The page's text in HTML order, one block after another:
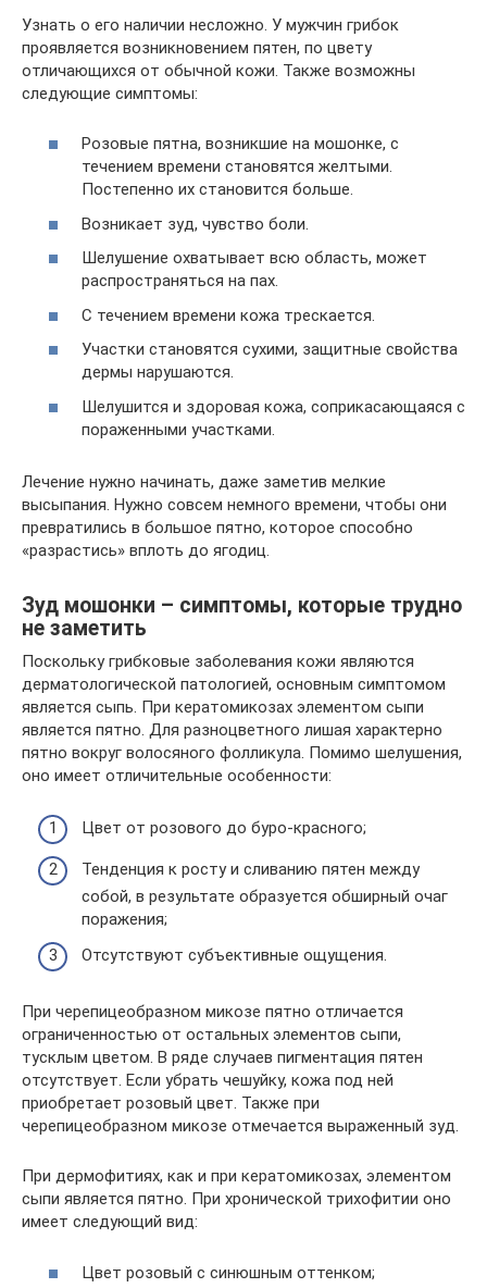
Узнать о его наличии несложно. У мужчин грибок
проявляется возникновением пятен, по цвету
отличающихся от обычной кожи. Также возможны
следующие симптомы:
Розовые пятна, возникшие на мошонке, с
течением времени становятся желтыми.
Постепенно их становится больше.
Возникает зуд, чувство боли.
Шелушение охватывает всю область, может
распространяться на пах.
С течением времени кожа трескается.
Участки становятся сухими, защитные свойства
дермы нарушаются.
Шелушится и здоровая кожа, соприкасающаяся с
пораженными участками.
Лечение нужно начинать, даже заметив мелкие
высыпания. Нужно совсем немного времени, чтобы они
превратились в большое пятно, которое способно
«разрастись» вплоть до ягодиц.
Зуд мошонки – симптомы, которые трудно
не заметить
Поскольку грибковые заболевания кожи являются
дерматологической патологией, основным симптомом
является сыпь. При кератомикозах элементом сыпи
является пятно. Для разноцветного лишая характерно
пятно вокруг волосяного фолликула. Помимо шелушения,
оно имеет отличительные особенности:
Цвет от розового до буро-красного;
Тенденция к росту и сливанию пятен между
собой, в результате образуется обширный очаг
поражения;
Отсутствуют субъективные ощущения.
При черепицеобразном микозе пятно отличается
ограниченностью от остальных элементов сыпи,
тусклым цветом. В ряде случаев пигментация пятен
отсутствует. Если убрать чешуйку, кожа под ней
приобретает розовый цвет. Также при
черепицеобразном микозе отмечается выраженный зуд.
При дермофитиях, как и при кератомикозах, элементом
сыпи является пятно. При хронической трихофитии оно
имеет следующий вид:
Цвет розовый с синюшным оттенком;